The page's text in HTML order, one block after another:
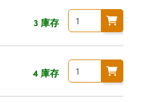
3 庫存
4 庫存